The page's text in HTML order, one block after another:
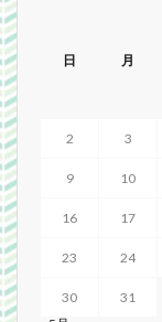
日 月
2 3
9 10
16 17
23 24
30
31